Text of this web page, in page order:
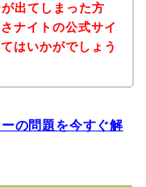
出てしまった方
ナイトの公式サイ
はいかがでしょう
の問題を今すぐ解